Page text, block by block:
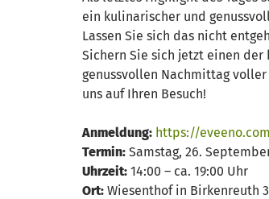
ein kulinarischer und
Lassen Sie sich das nicht
Sichern Sie sich jetzt einen
genussvollen Nachmittag
uns auf Ihren Besuch!
Anmeldung: https://
Termin: Samstag, 26.
Uhrzeit: 14:00 – ca. 19:00 Uhr
Ort: Wiesenthof in Birkenreuth